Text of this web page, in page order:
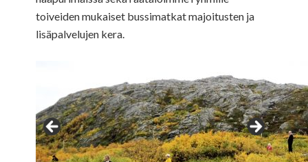
toiveiden mukaiset bussimatkat majoitusten ja
lisäpalvelujen kera.